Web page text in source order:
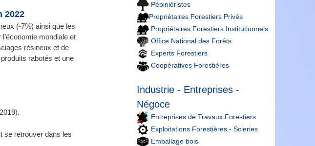
2022
(-7%) ainsi que les
mondiale et
résineux et de
rabotés et une
se retrouver dans les
Pépiniéristes
Propriétaires Forestiers Privés
Propriétaires Forestiers Institutionnels
Office National des Forêts
Experts Forestiers
Coopératives Forestières
Industrie - Entreprises -
Négoce
Entreprises de Travaux Forestiers
Exploitations Forestières - Scieries
Emballage bois